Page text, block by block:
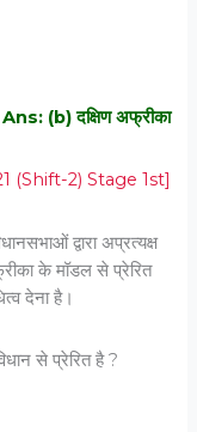
Ans: (b) दक्षिण अफ्रीका
(Shift-2) Stage 1st]
द्वारा अप्रत्यक्ष
के मॉडल से प्रेरित
देना है।
से प्रेरित है ?